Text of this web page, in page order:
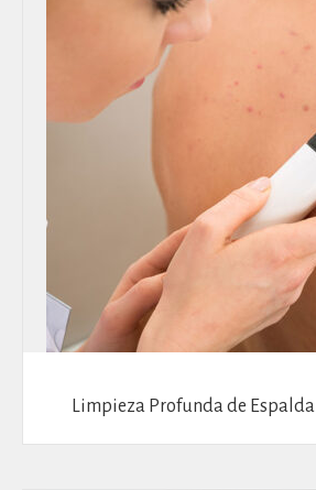
Limpieza Profunda de Espalda